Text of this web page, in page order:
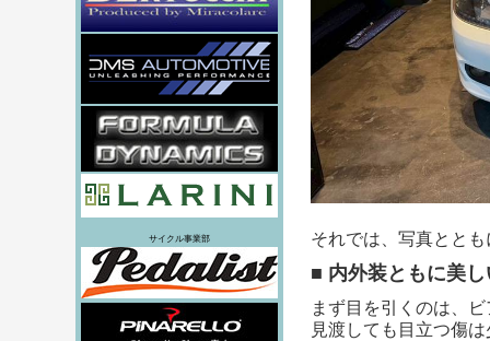
サイクル事業部 それでは、写真とと
■ 内外装ともに美
まず目を引くのは、
見渡しても目立つ傷